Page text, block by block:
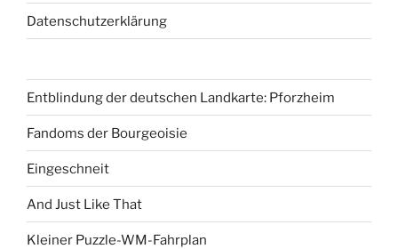
Datenschutzerklärung
Entblindung der deutschen Landkarte: Pforzheim
Fandoms der Bourgeoisie
Eingeschneit
And Just Like That
Kleiner Puzzle-WM-Fahrplan